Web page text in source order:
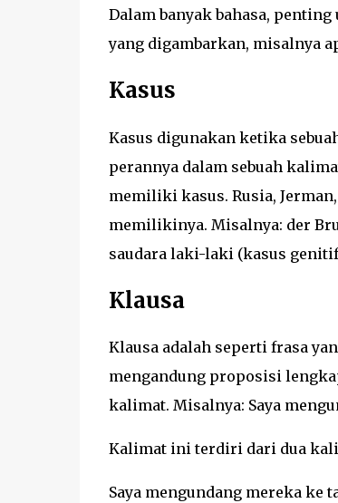
Dalam banyak bahasa,
yang digambarkan, misalnya
Kasus
Kasus digunakan ketika
perannya dalam sebuah
memiliki kasus. Rusia,
memilikinya. Misalnya: der
saudara laki-laki (kasus
Klausa
Klausa adalah seperti frasa
mengandung proposisi
kalimat. Misalnya: Saya
Kalimat ini terdiri dari dua
Saya mengundang mereka ke